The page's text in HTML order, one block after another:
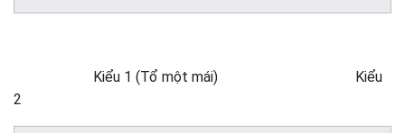
Kiểu 1 (Tổ một mái) Kiểu
2